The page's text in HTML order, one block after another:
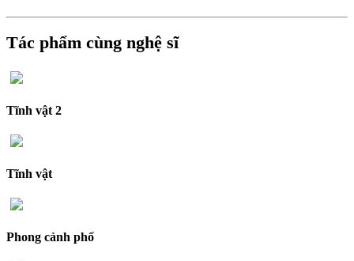
Tác phẩm cùng nghệ sĩ
Tĩnh vật 2
Tĩnh vật
Phong cảnh phố